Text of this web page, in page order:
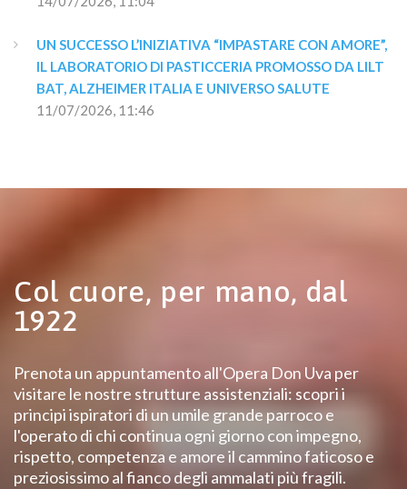
UN SUCCESSO L’INIZIATIVA “IMPASTARE CON AMORE”,
IL LABORATORIO DI PASTICCERIA PROMOSSO DA LILT
BAT, ALZHEIMER ITALIA E UNIVERSO SALUTE
11/07/2026, 11:46
Col cuore, per mano, dal
1922
Prenota un appuntamento all'Opera Don Uva per
visitare le nostre strutture assistenziali: scopri i
principi ispiratori di un umile grande parroco e
l'operato di chi continua ogni giorno con impegno,
rispetto, competenza e amore il cammino faticoso e
preziosissimo al fianco degli ammalati più fragili.